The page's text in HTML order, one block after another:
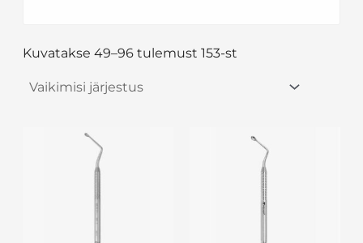
Kuvatakse 49–96 tulemust 153-st